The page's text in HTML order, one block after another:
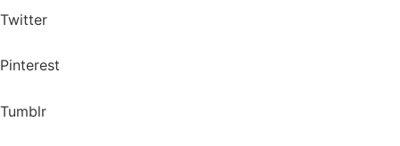
Twitter
Pinterest
Tumblr